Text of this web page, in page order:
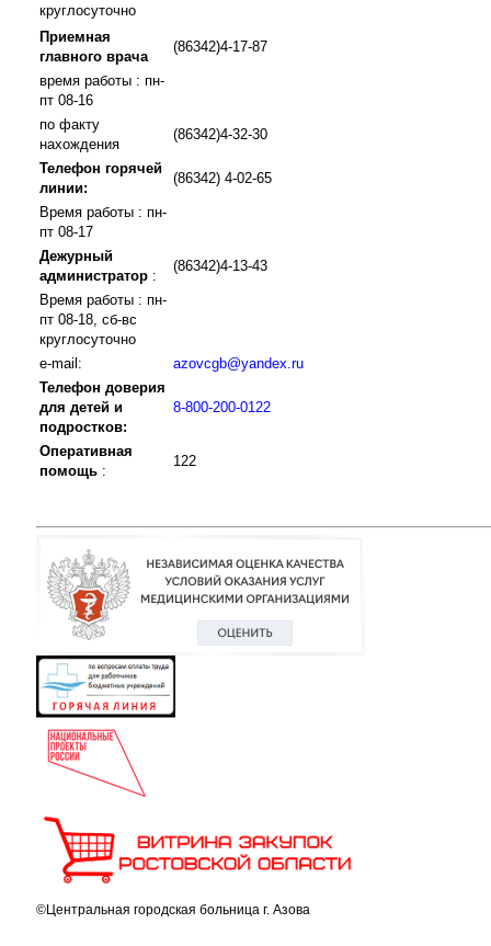
круглосуточно
Приемная
главного врача
(86342)4-17-87
время работы : пн-
пт 08-16
по факту
нахождения
(86342)4-32-30
Телефон горячей
линии:
(86342) 4-02-65
Время работы : пн-
пт 08-17
Дежурный
администратор :
(86342)4-13-43
Время работы : пн-
пт 08-18, сб-вс
круглосуточно
e-mail:
azovcgb@yandex.ru
Телефон доверия
для детей и
подростков:
8-800-200-0122
Оперативная
помощь :
122
©Центральная городская больница г. Азова